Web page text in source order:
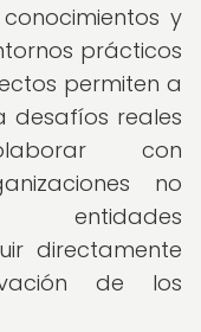
y
prácticos
permiten a
desafíos reales
con
no
entidades
directamente
de los